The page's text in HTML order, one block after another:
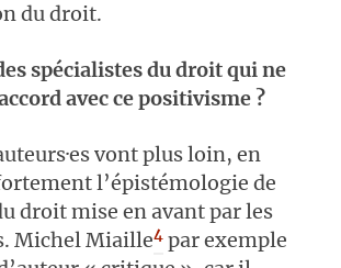
du droit.
spécialistes du droit qui ne
avec ce positivisme ?
vont plus loin, en
l’épistémologie de
droit mise en avant par les
Michel Miaille4 par exemple